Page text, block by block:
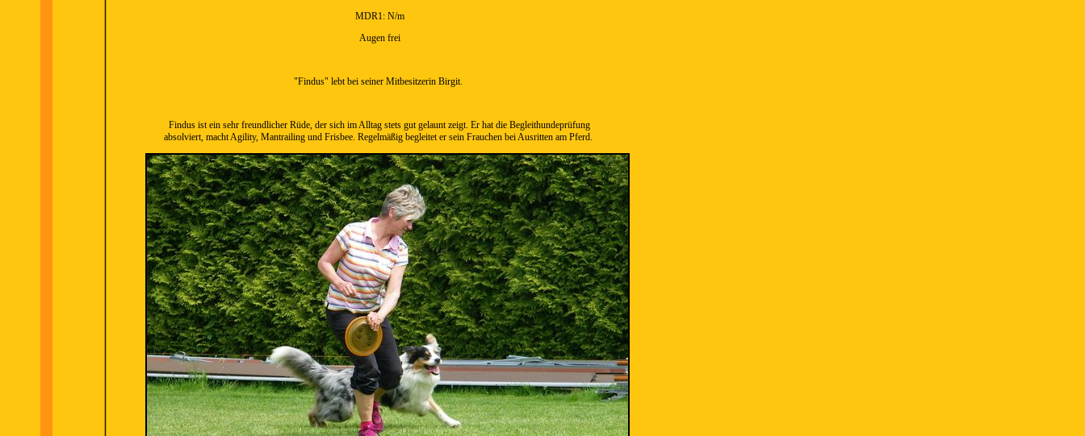
MDR1: N/m
Augen frei
"Findus" lebt bei seiner Mitbesitzerin Birgit.
Findus ist ein sehr freundlicher Rüde, der sich im Alltag stets gut gelaunt zeigt. Er hat die Begleithundeprüfung
absolviert, macht Agility, Mantrailing und Frisbee. Regelmäßig begleitet er sein Frauchen bei Ausritten am Pferd.